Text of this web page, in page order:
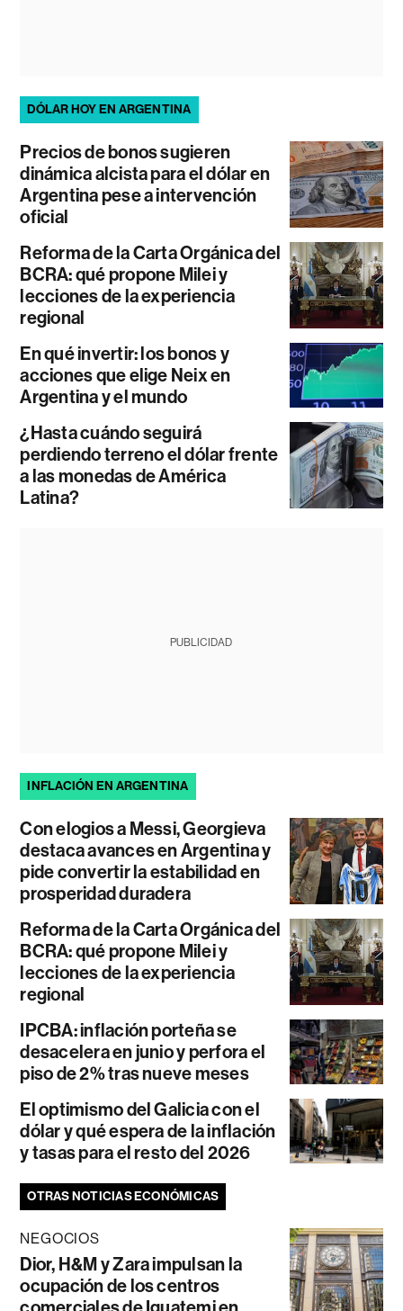
DÓLAR HOY EN ARGENTINA
Precios de bonos sugieren
dinámica alcista para el dólar en
Argentina pese a intervención
oficial
Reforma de la Carta Orgánica del
BCRA: qué propone Milei y
lecciones de la experiencia
regional
En qué invertir: los bonos y
acciones que elige Neix en
Argentina y el mundo
¿Hasta cuándo seguirá
perdiendo terreno el dólar frente
a las monedas de América
Latina?
PUBLICIDAD
INFLACIÓN EN ARGENTINA
Con elogios a Messi, Georgieva
destaca avances en Argentina y
pide convertir la estabilidad en
prosperidad duradera
Reforma de la Carta Orgánica del
BCRA: qué propone Milei y
lecciones de la experiencia
regional
IPCBA: inflación porteña se
desacelera en junio y perfora el
piso de 2% tras nueve meses
El optimismo del Galicia con el
dólar y qué espera de la inflación
y tasas para el resto del 2026
OTRAS NOTICIAS ECONÓMICAS
NEGOCIOS
Dior, H&M y Zara impulsan la
ocupación de los centros